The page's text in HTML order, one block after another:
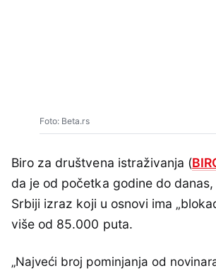
Foto: Beta.rs
Biro za društvena istraživanja (
da je od početka godine do danas,
Srbiji izraz koji u osnovi ima
više od 85.000 puta.
„Najveći broj pominjanja od